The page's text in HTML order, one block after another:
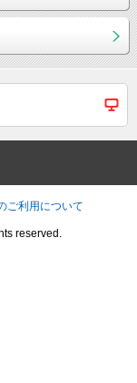
ご利用について
reserved.